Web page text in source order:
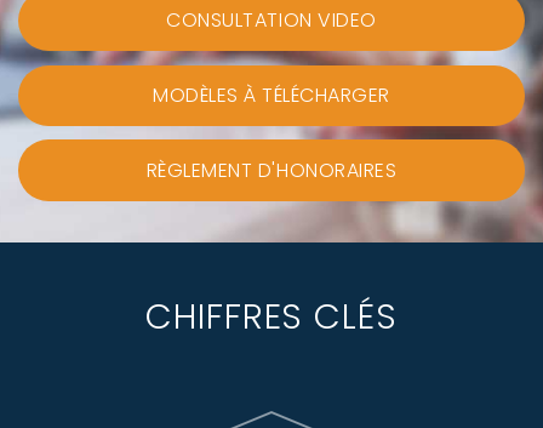
CONSULTATION VIDEO
MODÈLES À TÉLÉCHARGER
RÈGLEMENT D'HONORAIRES
CHIFFRES CLÉS